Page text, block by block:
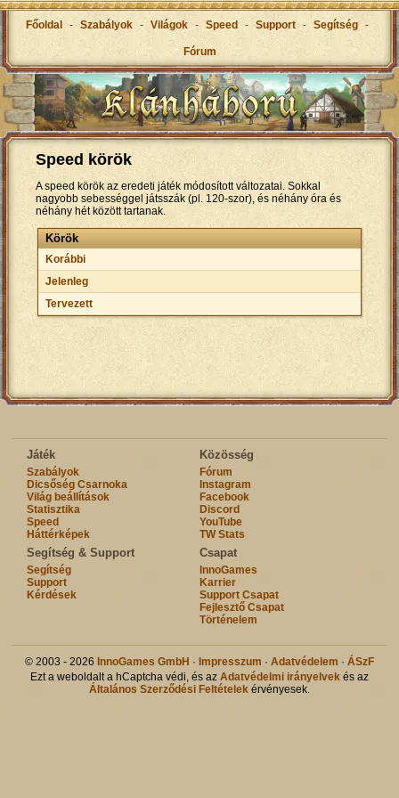
Főoldal - Szabályok - Világok - Speed - Support - Segítség -
Fórum
Speed körök
A speed körök az eredeti játék módosított változatai. Sokkal
nagyobb sebességgel játsszák (pl. 120-szor), és néhány óra és
néhány hét között tartanak.
Körök
Korábbi
Jelenleg
Tervezett
Játék
Szabályok
Dicsőség Csarnoka
Világ beállítások
Statisztika
Speed
Háttérképek
Közösség
Fórum
Instagram
Facebook
Discord
YouTube
TW Stats
Segítség & Support
Segítség
Support
Kérdések
Csapat
InnoGames
Karrier
Support Csapat
Fejlesztő Csapat
Történelem
© 2003 - 2026 InnoGames GmbH · Impresszum · Adatvédelem · ÁSzF
Ezt a weboldalt a hCaptcha védi, és az Adatvédelmi irányelvekés az
Általános Szerződési Feltételekérvényesek.